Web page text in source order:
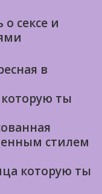
сексе и
в
ты
стилем
которую ты